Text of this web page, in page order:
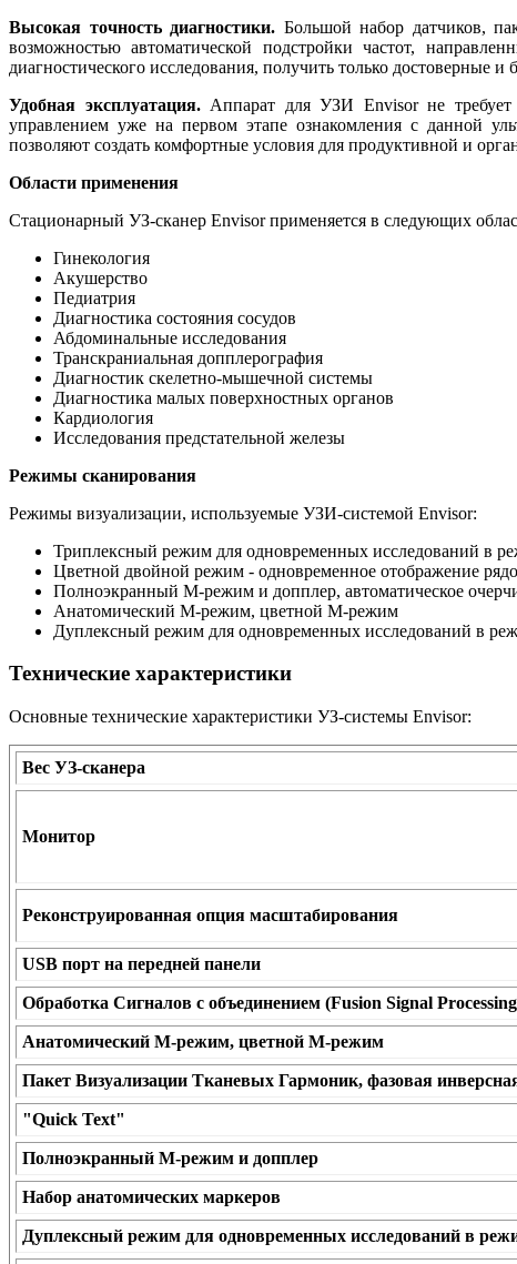
Высокая точность диагностики. Большой набор датчиков,
возможностью автоматической подстройки частот,
диагностического исследования, получить только достоверные и
Удобная эксплуатация.Аппарат для УЗИ Envisor не требует
управлением уже на первом этапе ознакомления с данной
позволяют создать комфортные условия для продуктивной и
Области применения
Стационарный УЗ-сканер Envisor применяется в следующих
Гинекология
Акушерство
Педиатрия
Диагностика состояния сосудов
Абдоминальные исследования
Транскраниальная допплерография
Диагностик скелетно-мышечной системы
Диагностика малых поверхностных органов
Кардиология
Исследования предстательной железы
Режимы сканирования
Режимы визуализации, используемые УЗИ-системой Envisor:
Триплексный режим для одновременных исследований в
Цветной двойной режим - одновременное отображение
Полноэкранный M-режим и допплер, автоматическое
Анатомический М-режим, цветной М-режим
Дуплексный режим для одновременных исследований в
Технические характеристики
Основные технические характеристики УЗ-системы Envisor:
Вес УЗ-сканера
Монитор
Реконструированная опция масштабирования
USB порт на передней панели
Обработка Сигналов с объединением (Fusion Signal
Анатомический М-режим, цветной М-режим
Пакет Визуализации Тканевых Гармоник, фазовая
"Quick Text"
Полноэкранный M-режим и допплер
Набор анатомических маркеров
Дуплексный режим для одновременных исследований в